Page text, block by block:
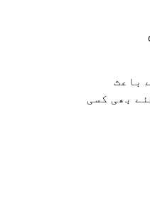
باعث
بھی کسی